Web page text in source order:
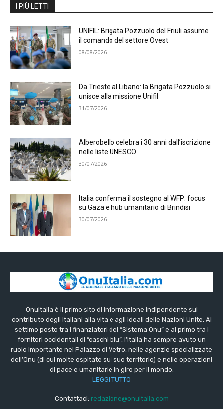
I PIÙ LETTI
UNIFIL: Brigata Pozzuolo del Friuli assume
il comando del settore Ovest
08/08/2026
Da Trieste al Libano: la Brigata Pozzuolo si
unisce alla missione Unifil
31/07/2026
Alberobello celebra i 30 anni dall’iscrizione
nelle liste UNESCO
30/07/2026
Italia conferma il sostegno al WFP: focus
su Gaza e hub umanitario di Brindisi
30/07/2026
OnuItalia è il primo sito di informazione indipendente sul
contributo degli italiani alla vita e agli ideali delle Nazioni Unite. Al
settimo posto tra i finanziatori del “Sistema Onu” e al primo tra i
fornitori occidentali di “caschi blu”, l’Italia ha sempre avuto un
ruolo importante nel Palazzo di Vetro, nelle agenzie specializzate
dell’Onu (di cui molte ospitate sul suo territorio) e nelle operazioni
di pace e umanitarie in giro per il mondo.
LEGGI TUTTO
Contattaci: redazione@onuitalia.com